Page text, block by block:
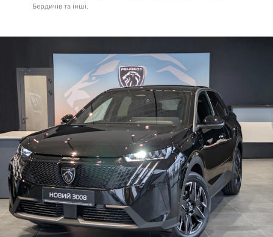
Бердичів та інші.